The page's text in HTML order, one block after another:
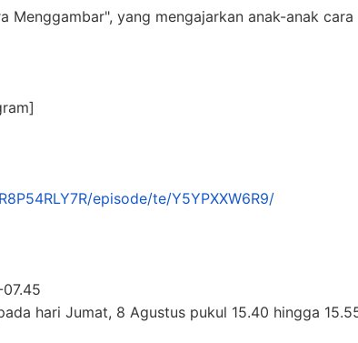
Menggambar", yang mengajarkan anak-anak
episode/te/Y5YPXXW6R9/
hari Jumat, 8 Agustus pukul 15.40 hingga